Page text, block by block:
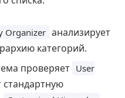
Organizer анализирует
категорий.
проверяет User